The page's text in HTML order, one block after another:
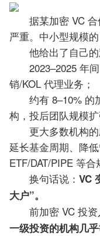
据某加密 VC
严重。中小型规模
他给出了自己的
2023–2025 年
销/KOL 代理业务；
约有 8–10% 的
构，投后团队规模扩
更大多数机构
延长基金周期、降
ETF/DAT/PIPE 等合
换句话说： VC
大户”。
前加密 VC 投
一级投资的机构几